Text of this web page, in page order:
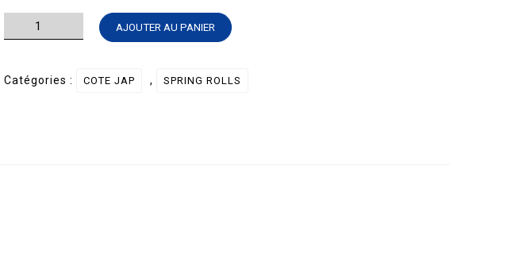
quantité
de
ROLL
AJOUTER AU PANIER
Catégories : COTE JAP , SPRING ROLLS